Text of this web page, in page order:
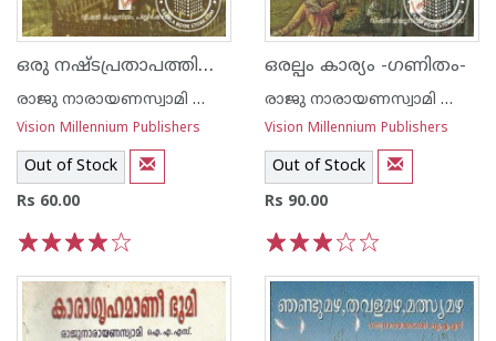
ഒരു നഷ്ടപ്രതാപത്തിന്റെ മാറ്റൊലി
രാജു നാരായണസ്വാമി ഐ എ എസ്
Vision Millennium Publishers
Out of Stock
Rs 60.00
ഒരല്പം കാര്യം -ഗണിതം-
രാജു നാരായണസ്വാമി ഐ എ എസ്
Vision Millennium Publishers
Out of Stock
Rs 90.00